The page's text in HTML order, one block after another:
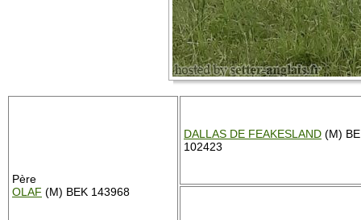
Père
OLAF (M) BEK 143968
DALLAS DE FEAKESLAND (M)
102423